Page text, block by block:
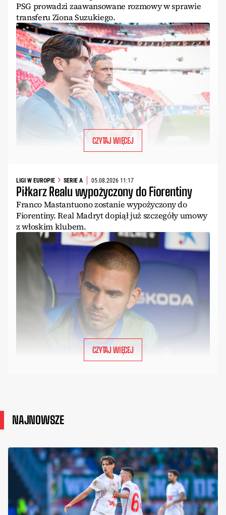
PSG prowadzi zaawansowane rozmowy w sprawie
transferu Ziona Suzukiego.
CZYTAJ WIĘCEJ
LIGI W EUROPIE SERIE A 05.08.2026 11:17
Piłkarz Realu wypożyczony do Fiorentiny
Franco Mastantuono zostanie wypożyczony do
Fiorentiny. Real Madryt dopiął już szczegóły umowy
z włoskim klubem.
CZYTAJ WIĘCEJ
NAJNOWSZE